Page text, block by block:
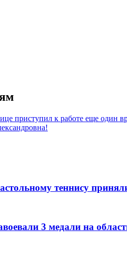
приступил к работе еще один
теннису
3 медали на